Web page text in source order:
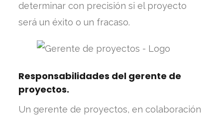
determinar con precisión si el proyecto
será un éxito o un fracaso.
Responsabilidades del gerente de
proyectos.
Un gerente de proyectos, en colaboración